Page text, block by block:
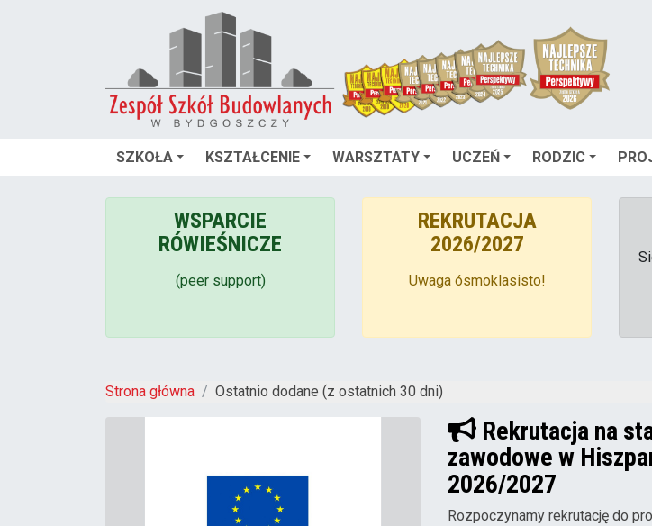
SZKOŁA KSZTAŁCENIE WARSZTATY UCZEŃ RODZIC
WSPARCIE
RÓWIEŚNICZE
(peer support)
REKRUTACJA
2026/2027
Uwaga ósmoklasisto!
Strona główna Ostatnio dodane (z ostatnich 30 dni)
Rekrutacja na
zawodowe w
2026/2027
Rozpoczynamy rekrutację do